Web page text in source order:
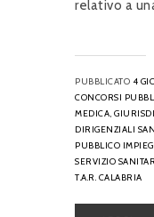
relativo a
PUBBLICATO 4
CONCORSI
MEDICA,
DIRIGENZIALI
PUBBLICO
SERVIZIO
T.A.R. CALABRIA